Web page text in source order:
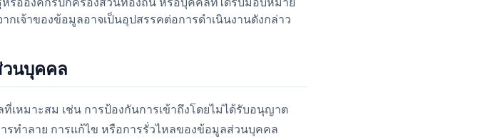
เจ้าของข้อมูลอาจเป็นอุปสรรคต่อการดำเนินงานดังกล่าว
นบุคคล
หมาะสม เช่น การป้องกันการเข้าถึงโดยไม่ได้รับอนุญาต
รทำลาย การแก้ไข หรือการรั่วไหลของข้อมูลส่วนบุคคล